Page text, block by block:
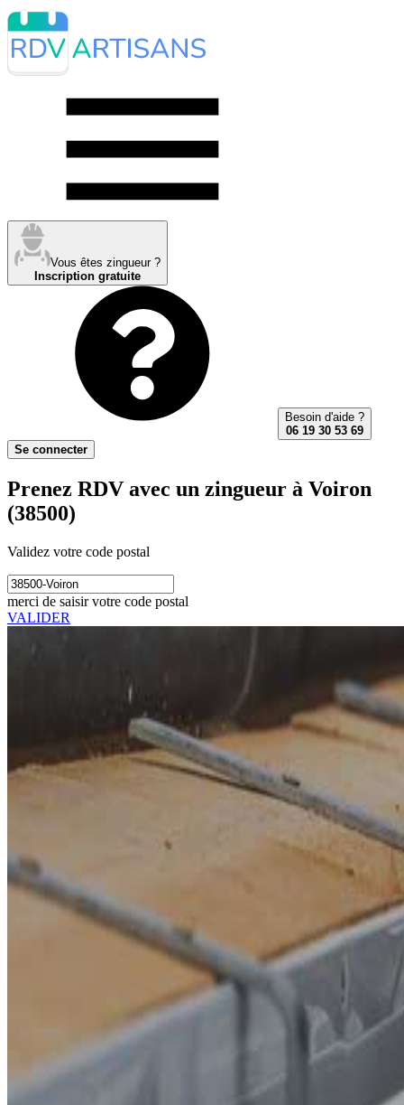
Vous êtes zingueur ?
Inscription gratuite
Besoin d'aide ?
06 19 30 53 69
Se connecter
Prenez RDV avec un zingueur à Voiron
(38500)
Validez votre code postal
merci de saisir votre code postal
VALIDER